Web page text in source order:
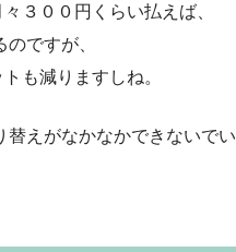
３００円くらい払えば、
ですが、
も減りますしね。
替えがなかなかできないでい